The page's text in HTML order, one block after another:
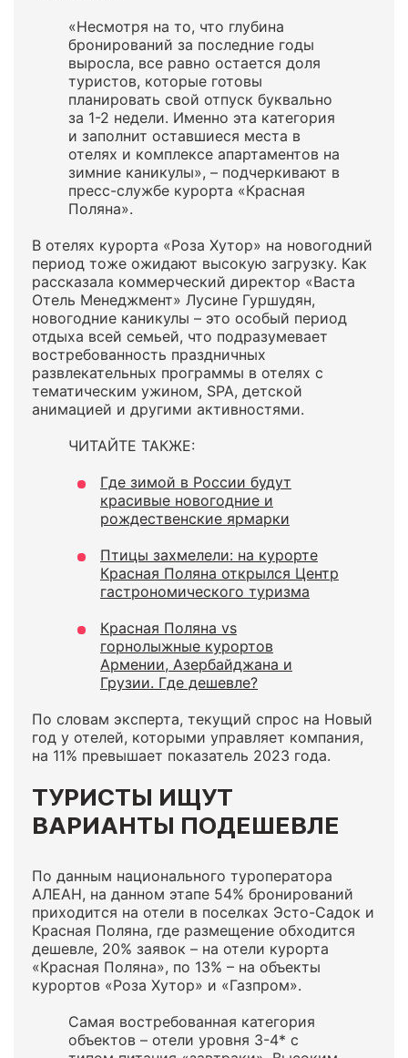
«Несмотря на то, что глубина
бронирований за последние годы
выросла, все равно остается доля
туристов, которые готовы
планировать свой отпуск буквально
за 1-2 недели. Именно эта категория
и заполнит оставшиеся места в
отелях и комплексе апартаментов на
зимние каникулы», – подчеркивают в
пресс-службе курорта «Красная
Поляна».
В отелях курорта «Роза Хутор» на новогодний
период тоже ожидают высокую загрузку. Как
рассказала коммерческий директор «Васта
Отель Менеджмент» Лусине Гуршудян,
новогодние каникулы – это особый период
отдыха всей семьей, что подразумевает
востребованность праздничных
развлекательных программы в отелях с
тематическим ужином, SPA, детской
анимацией и другими активностями.
ЧИТАЙТЕ ТАКЖЕ:
Где зимой в России будут
красивые новогодние и
рождественские ярмарки
Птицы захмелели: на курорте
Красная Поляна открылся Центр
гастрономического туризма
Красная Поляна vs
горнолыжные курортов
Армении, Азербайджана и
Грузии. Где дешевле?
По словам эксперта, текущий спрос на Новый
год у отелей, которыми управляет компания,
на 11% превышает показатель 2023 года.
ТУРИСТЫ ИЩУТ
ВАРИАНТЫ ПОДЕШЕВЛЕ
По данным национального туроператора
АЛЕАН, на данном этапе 54% бронирований
приходится на отели в поселках Эсто-Садок и
Красная Поляна, где размещение обходится
дешевле, 20% заявок – на отели курорта
«Красная Поляна», по 13% – на объекты
курортов «Роза Хутор» и «Газпром».
Самая востребованная категория
объектов – отели уровня 3-4* с